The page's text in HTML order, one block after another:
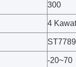
300
4
-20~70